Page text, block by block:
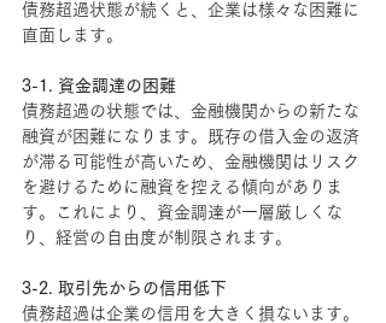
債務超過状態が続くと、企業は様々な困難に
直面します。
3-1. 資金調達の困難
債務超過の状態では、金融機関からの新たな
融資が困難になります。既存の借入金の返済
が滞る可能性が高いため、金融機関はリスク
を避けるために融資を控える傾向がありま
す。これにより、資金調達が一層厳しくな
り、経営の自由度が制限されます。
3-2. 取引先からの信用低下
債務超過は企業の信用を大きく損ないます。